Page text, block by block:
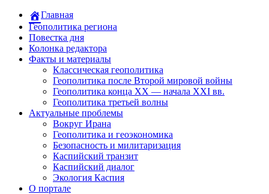
Главная
Геополитика региона
Повестка дня
Колонка редактора
Факты и материалы
Классическая геополитика
Геополитика после Второй мировой войны
Геополитика конца XX — начала XXI вв.
Геополитика третьей волны
Актуальные проблемы
Вокруг Ирана
Геополитика и геоэкономика
Безопасность и милитаризация
Каспийский транзит
Каспийский диалог
Экология Каспия
О портале